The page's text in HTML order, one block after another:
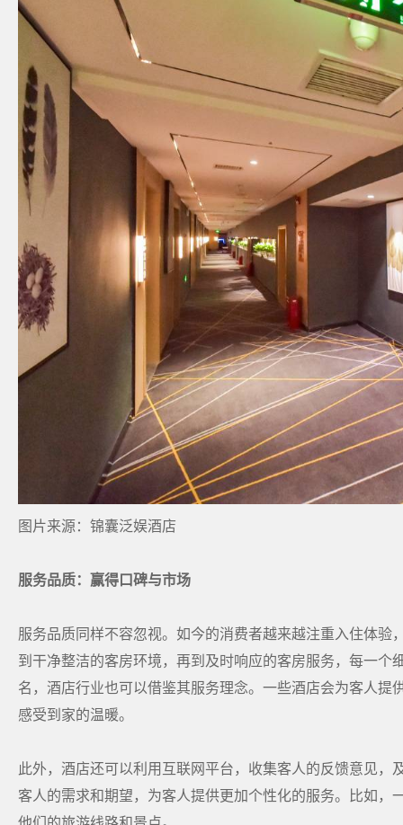
图片来源：锦囊泛娱酒店
服务品质：赢得口碑与市场
服务品质同样不容忽视。如今的消费者越来越注重入住体
到干净整洁的客房环境，再到及时响应的客房服务，每一
名，酒店行业也可以借鉴其服务理念。一些酒店会为客人
感受到家的温暖。
此外，酒店还可以利用互联网平台，收集客人的反馈意见
客人的需求和期望，为客人提供更加个性化的服务。比如